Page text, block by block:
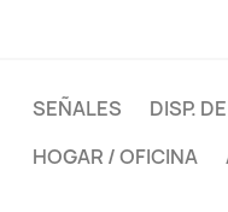
SEÑALES DISP.
HOGAR / OFICINA